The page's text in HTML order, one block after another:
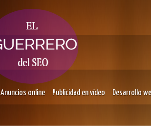
Anuncios online Publicidad en vídeo Desarrollo